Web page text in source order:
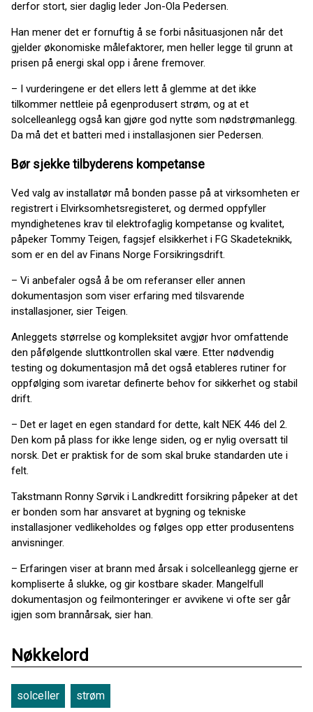
derfor stort, sier daglig leder Jon-Ola Pedersen.
Han mener det er fornuftig å se forbi nåsituasjonen når det
gjelder økonomiske målefaktorer, men heller legge til grunn at
prisen på energi skal opp i årene fremover.
– I vurderingene er det ellers lett å glemme at det ikke
tilkommer nettleie på egenprodusert strøm, og at et
solcelleanlegg også kan gjøre god nytte som nødstrømanlegg.
Da må det et batteri med i installasjonen sier Pedersen.
Bør sjekke tilbyderens kompetanse
Ved valg av installatør må bonden passe på at virksomheten er
registrert i Elvirksomhetsregisteret, og dermed oppfyller
myndighetenes krav til elektrofaglig kompetanse og kvalitet,
påpeker Tommy Teigen, fagsjef elsikkerhet i FG Skadeteknikk,
som er en del av Finans Norge Forsikringsdrift.
– Vi anbefaler også å be om referanser eller annen
dokumentasjon som viser erfaring med tilsvarende
installasjoner, sier Teigen.
Anleggets størrelse og kompleksitet avgjør hvor omfattende
den påfølgende sluttkontrollen skal være. Etter nødvendig
testing og dokumentasjon må det også etableres rutiner for
oppfølging som ivaretar definerte behov for sikkerhet og stabil
drift.
– Det er laget en egen standard for dette, kalt NEK 446 del 2.
Den kom på plass for ikke lenge siden, og er nylig oversatt til
norsk. Det er praktisk for de som skal bruke standarden ute i
felt.
Takstmann Ronny Sørvik i Landkreditt forsikring påpeker at det
er bonden som har ansvaret at bygning og tekniske
installasjoner vedlikeholdes og følges opp etter produsentens
anvisninger.
– Erfaringen viser at brann med årsak i solcelleanlegg gjerne er
kompliserte å slukke, og gir kostbare skader. Mangelfull
dokumentasjon og feilmonteringer er avvikene vi ofte ser går
igjen som brannårsak, sier han.
Nøkkelord
solceller strøm